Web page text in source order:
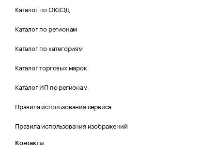
Каталог по ОКВЭД
Каталог по регионам
Каталог по категориям
Каталог торговых марок
Каталог ИП по регионам
Правила использования сервиса
Правила использования изображений
Контакты